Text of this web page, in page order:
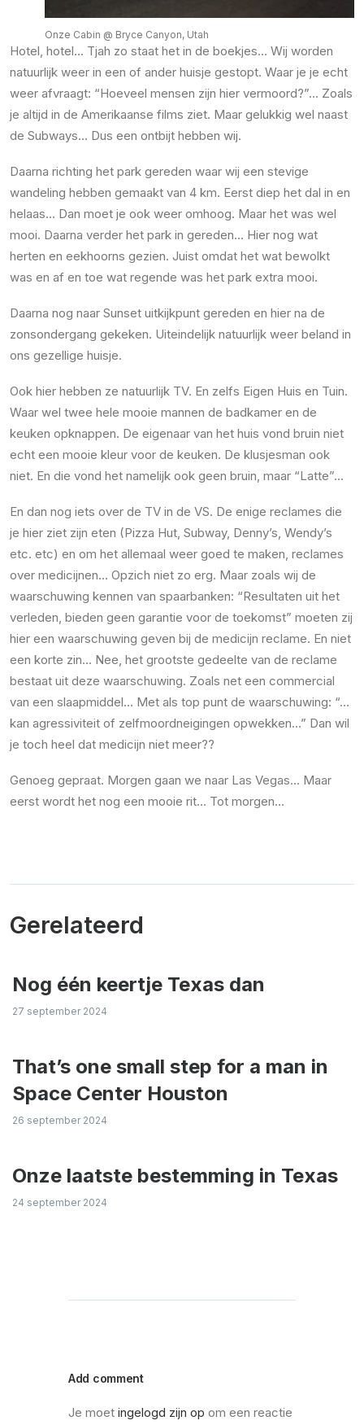
Onze Cabin @ Bryce Canyon, Utah
Hotel, hotel… Tjah zo staat het in de boekjes… Wij worden
natuurlijk weer in een of ander huisje gestopt. Waar je je echt
weer afvraagt: “Hoeveel mensen zijn hier vermoord?”… Zoals
je altijd in de Amerikaanse films ziet. Maar gelukkig wel naast
de Subways… Dus een ontbijt hebben wij.
Daarna richting het park gereden waar wij een stevige
wandeling hebben gemaakt van 4 km. Eerst diep het dal in en
helaas… Dan moet je ook weer omhoog. Maar het was wel
mooi. Daarna verder het park in gereden… Hier nog wat
herten en eekhoorns gezien. Juist omdat het wat bewolkt
was en af en toe wat regende was het park extra mooi.
Daarna nog naar Sunset uitkijkpunt gereden en hier na de
zonsondergang gekeken. Uiteindelijk natuurlijk weer beland in
ons gezellige huisje.
Ook hier hebben ze natuurlijk TV. En zelfs Eigen Huis en Tuin.
Waar wel twee hele mooie mannen de badkamer en de
keuken opknappen. De eigenaar van het huis vond bruin niet
echt een mooie kleur voor de keuken. De klusjesman ook
niet. En die vond het namelijk ook geen bruin, maar “Latte”…
En dan nog iets over de TV in de VS. De enige reclames die
je hier ziet zijn eten (Pizza Hut, Subway, Denny’s, Wendy’s
etc. etc) en om het allemaal weer goed te maken, reclames
over medicijnen… Opzich niet zo erg. Maar zoals wij de
waarschuwing kennen van spaarbanken: “Resultaten uit het
verleden, bieden geen garantie voor de toekomst” moeten zij
hier een waarschuwing geven bij de medicijn reclame. En niet
een korte zin… Nee, het grootste gedeelte van de reclame
bestaat uit deze waarschuwing. Zoals net een commercial
van een slaapmiddel… Met als top punt de waarschuwing: “…
kan agressiviteit of zelfmoordneigingen opwekken…” Dan wil
je toch heel dat medicijn niet meer??
Genoeg gepraat. Morgen gaan we naar Las Vegas… Maar
eerst wordt het nog een mooie rit… Tot morgen…
Gerelateerd
Nog één keertje Texas dan
27 september 2024
That’s one small step for a man in
Space Center Houston
26 september 2024
Onze laatste bestemming in Texas
24 september 2024
Add comment
Je moet ingelogd zijn op om een reactie